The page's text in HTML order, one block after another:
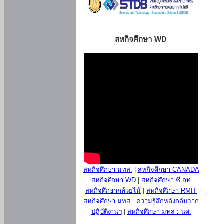
สหกิจศึกษา WD
สหกิจศึกษา มทส.
สหกิจศึกษา CANADA
สหกิจศึกษา WD
สหกิจศึกษา ซีเกท
สหกิจศึกษากล้วยไม้
สหกิจศึกษา RMIT
สหกิจศึกษา มทส : ความรู้สึกหลังกลับจาก
ปฏิบัติงานฯ| สหกิจศึกษา มทส : นศ.